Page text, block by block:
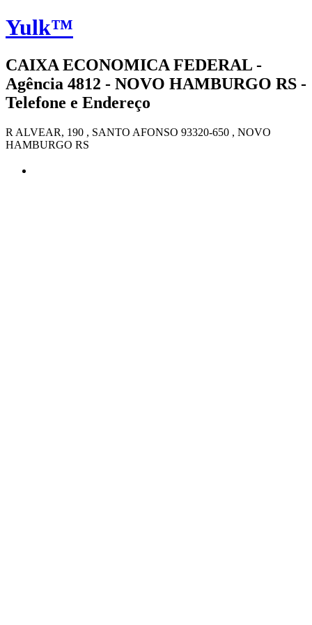
Yulk™
CAIXA ECONOMICA FEDERAL -
Agência 4812 - NOVO HAMBURGO RS -
Telefone e Endereço
R ALVEAR, 190 , SANTO AFONSO 93320-650 , NOVO
HAMBURGO RS